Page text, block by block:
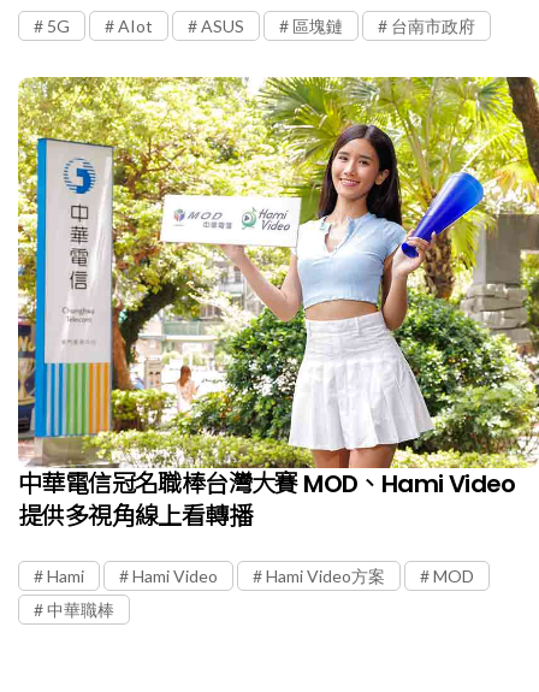
5G AIot ASUS 區塊鏈 台南市政府
中華電信冠名職棒台灣大賽 MOD、Hami Video
提供多視角線上看轉播
Hami Hami Video Hami Video方案
MOD
中華職棒